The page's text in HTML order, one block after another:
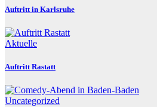
Auftritt in Karlsruhe
Aktuelle
Auftritt Rastatt
Uncategorized